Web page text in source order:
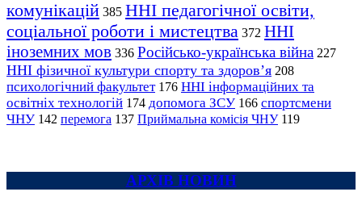
комунікацій 385 ННІ педагогічної освіти,
соціальної роботи і мистецтва 372 ННІ
іноземних мов 336 Російсько-українська війна 227
ННІ фізичної культури спорту та здоров’я 208
психологічний факультет 176 ННІ інформаційних та
освітніх технологій 174 допомога ЗСУ 166 спортсмени
ЧНУ 142 перемога 137 Приймальна комісія ЧНУ 119
АРХІВ НОВИН